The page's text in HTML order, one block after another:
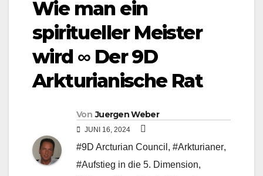
Wie man ein
spiritueller Meister
wird ∞ Der 9D
Arkturianische Rat
Von Juergen Weber
JUNI 16, 2024
#9D Arcturian Council , #Arkturianer,
#Aufstieg in die 5. Dimension,